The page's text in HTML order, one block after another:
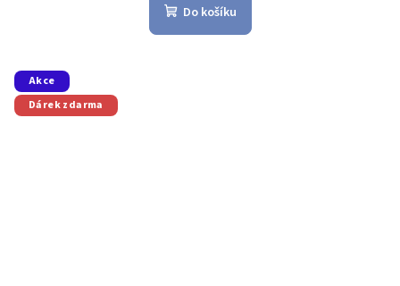
Do košíku
Akce
Dárek zdarma